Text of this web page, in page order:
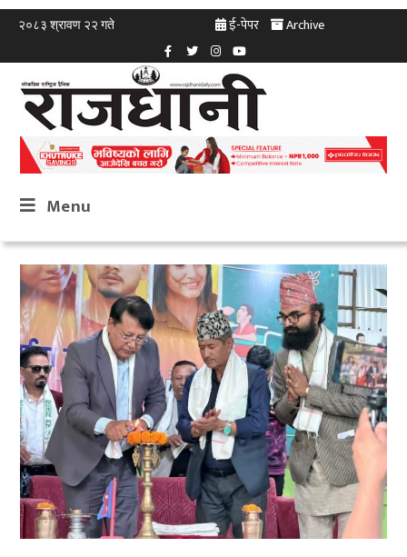
२०८३ श्रावण २२ गते ई-पेपर Archive
Menu